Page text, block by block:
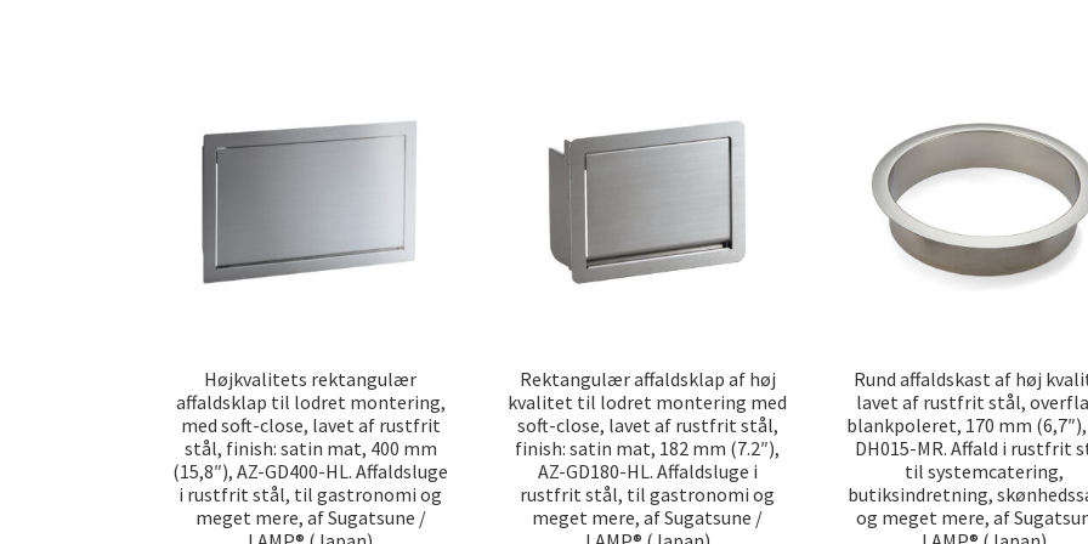
Højkvalitets rektangulær
affaldsklap til lodret montering,
med soft-close, lavet af rustfrit
stål, finish: satin mat, 400 mm
(15,8″), AZ-GD400-HL. Affaldsluge
i rustfrit stål, til gastronomi og
meget mere, af Sugatsune /
Rektangulær affaldsklap af høj
kvalitet til lodret montering med
soft-close, lavet af rustfrit stål,
finish: satin mat, 182 mm (7.2″),
AZ-GD180-HL. Affaldsluge i
rustfrit stål, til gastronomi og
meget mere, af Sugatsune /
Rund affaldskast af høj
lavet af rustfrit stål,
blankpoleret, 170 mm
DH015-MR. Affald i rustfrit
til systemcatering,
butiksindretning,
og meget mere, af